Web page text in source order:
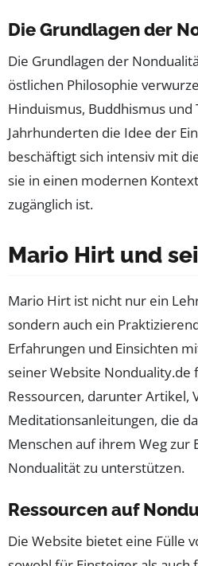
Die Grundlagen der
Die Grundlagen der
östlichen Philosophie
Hinduismus, Buddhismus
Jahrhunderten die Idee der
beschäftigt sich intensiv mit
sie in einen modernen
zugänglich ist.
Mario Hirt und
Mario Hirt ist nicht nur ein
sondern auch ein
Erfahrungen und Einsichten
seiner Website Nonduality.de
Ressourcen, darunter Artikel,
Meditationsanleitungen, die
Menschen auf ihrem Weg zur
Nondualität zu unterstützen.
Ressourcen auf
Die Website bietet eine Fülle